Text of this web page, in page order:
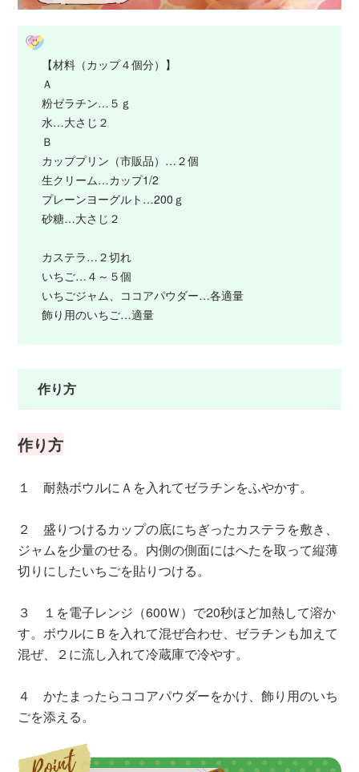
【材料（カップ４個分）】
Ａ
粉ゼラチン…５ｇ
水…大さじ２
Ｂ
カッププリン（市販品）…２個
生クリーム…カップ1/2
プレーンヨーグルト…200ｇ
砂糖…大さじ２
カステラ…２切れ
いちご…４～５個
いちごジャム、ココアパウダー…各適量
飾り用のいちご…適量
作り方
作り方
１ 耐熱ボウルにＡを入れてゼラチンをふやかす。
２ 盛りつけるカップの底にちぎったカステラを敷き、
ジャムを少量のせる。内側の側面にはへたを取って縦薄
切りにしたいちごを貼りつける。
３ １を電子レンジ（600Ｗ）で20秒ほど加熱して溶か
す。ボウルにＢを入れて混ぜ合わせ、ゼラチンも加えて
混ぜ、２に流し入れて冷蔵庫で冷やす。
４ かたまったらココアパウダーをかけ、飾り用のいち
ごを添える。